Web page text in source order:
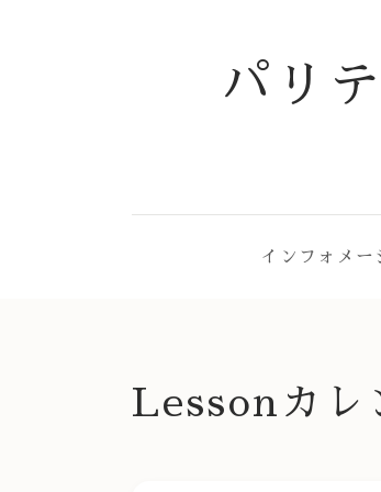
パリ
インフォメー
Lessonカレ